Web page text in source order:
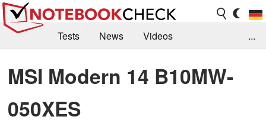
Tests News
Videos
Kaufberatung
Deals Suche
Jobs
Forum
...
MSI Modern 14 B10MW-
050XES